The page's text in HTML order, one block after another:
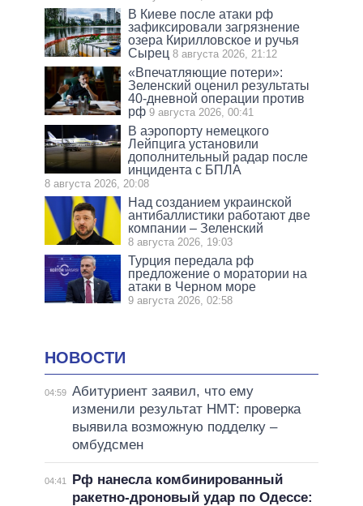
В Киеве после атаки рф
зафиксировали загрязнение
озера Кирилловское и ручья
Сырец 8 августа 2026, 21:12
«Впечатляющие потери»:
Зеленский оценил результаты
40-дневной операции против
рф 9 августа 2026, 00:41
В аэропорту немецкого
Лейпцига установили
дополнительный радар после
инцидента с БПЛА
8 августа 2026, 20:08
Над созданием украинской
антибаллистики работают две
компании – Зеленский
8 августа 2026, 19:03
Турция передала рф
предложение о моратории на
атаки в Черном море
9 августа 2026, 02:58
НОВОСТИ
04:59 Абитуриент заявил, что ему
изменили результат НМТ: проверка
выявила возможную подделку –
омбудсмен
04:41
Рф нанесла комбинированный
ракетно-дроновый удар по Одессе: